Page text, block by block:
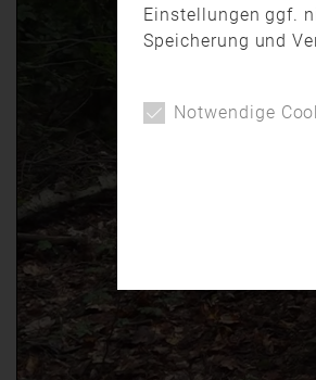
Einstellungen ggf.
Speicherung und
Notwendige